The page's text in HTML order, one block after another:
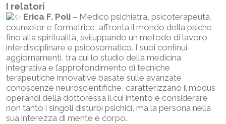
I relatori
Erica F. Poli – Medico psichiatra, psicoterapeuta,
counselor e formatrice, affronta il mondo della psiche
fino alla spiritualità, sviluppando un metodo di lavoro
interdisciplinare e psicosomatico. I suoi continui
aggiornamenti, tra cui lo studio della medicina
integrativa e l’approfondimento di tecniche
terapeutiche innovative basate sulle avanzate
conoscenze neuroscientifiche, caratterizzano il modus
operandi della dottoressa il cui intento è considerare
non tanto i singoli disturbi psichici, ma la persona nella
sua interezza di mente e corpo.